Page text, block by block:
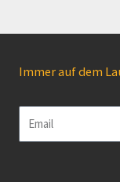
Immer auf dem
Email